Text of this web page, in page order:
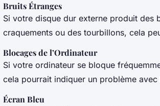
Bruits Étranges
Si votre disque dur externe produit des
craquements ou des tourbillons, cela
Blocages de l’Ordinateur
Si votre ordinateur se bloque
cela pourrait indiquer un problème avec
Écran Bleu